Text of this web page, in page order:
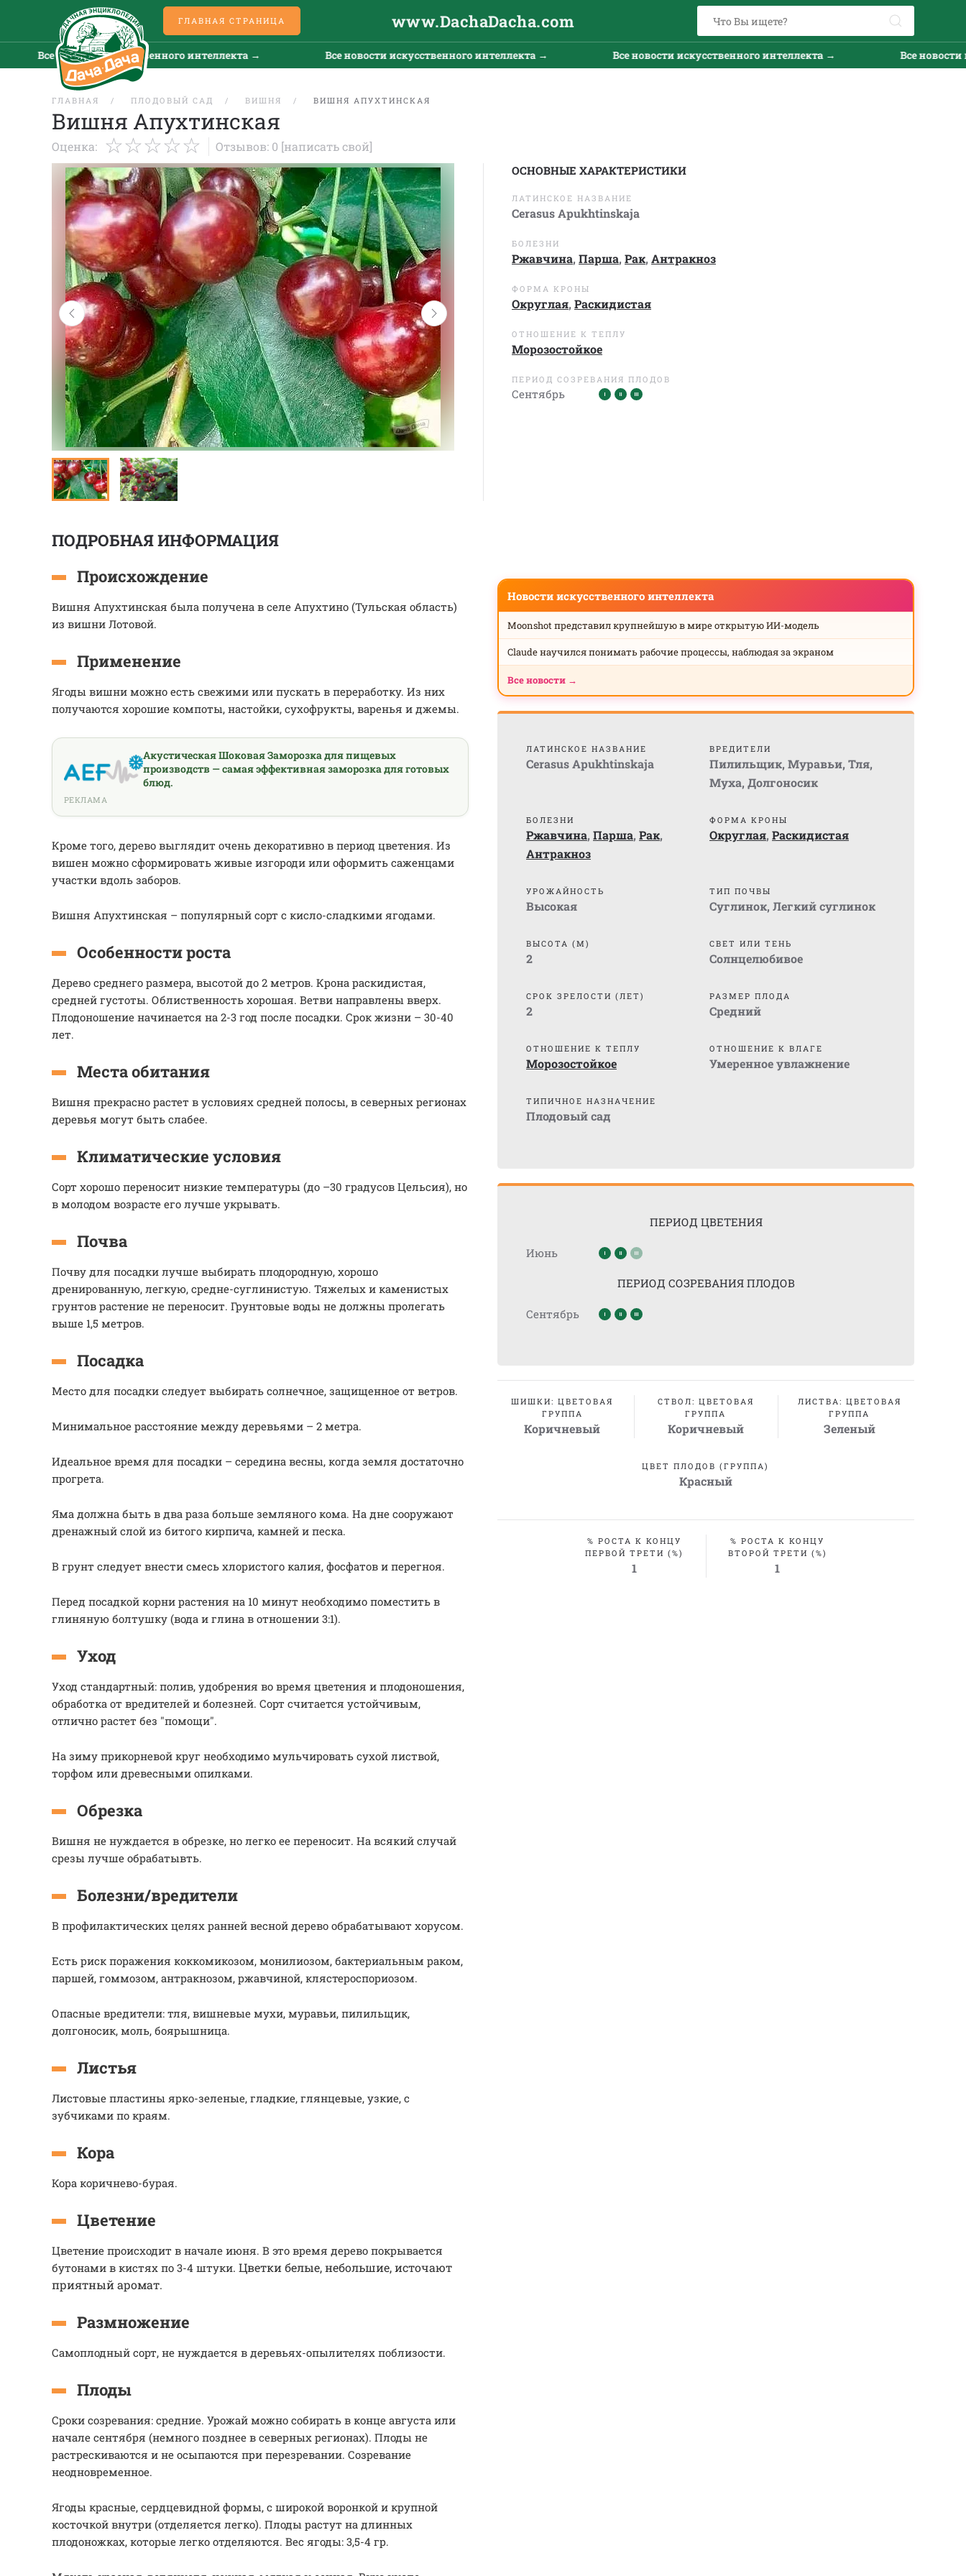
ГЛАВНАЯ СТРАНИЦА www.DachaDacha.com
новости искусственного интеллекта → Все новости искусственного интеллекта → Все новости искусственного интеллекта → Все новости
ГЛАВНАЯ ПЛОДОВЫЙ САД ВИШНЯ ВИШНЯ АПУХТИНСКАЯ
Вишня Апухтинская
Оценка: Отзывов: 0 [написать свой]
ОСНОВНЫЕ ХАРАКТЕРИСТИКИ
ЛАТИНСКОЕ НАЗВАНИЕ
Cerasus Apukhtinskaja
БОЛЕЗНИ
Ржавчина, Парша, Рак, Антракноз
ФОРМА КРОНЫ
Округлая, Раскидистая
ОТНОШЕНИЕ К ТЕПЛУ
Морозостойкое
ПЕРИОД СОЗРЕВАНИЯ ПЛОДОВ
Сентябрь
ПОДРОБНАЯ ИНФОРМАЦИЯ
Происхождение
Вишня Апухтинская была получена в селе Апухтино (Тульская область)
из вишни Лотовой.
Применение
Ягоды вишни можно есть свежими или пускать в переработку. Из них
получаются хорошие компоты, настойки, сухофрукты, варенья и джемы.
Акустическая Шоковая Заморозка для пищевых
производств — самая эффективная заморозка для готовых
блюд.
РЕКЛАМА
Кроме того, дерево выглядит очень декоративно в период цветения. Из
вишен можно сформировать живые изгороди или оформить саженцами
участки вдоль заборов.
Вишня Апухтинская – популярный сорт с кисло-сладкими ягодами.
Особенности роста
Дерево среднего размера, высотой до 2 метров. Крона раскидистая,
средней густоты. Облиственность хорошая. Ветви направлены вверх.
Плодоношение начинается на 2-3 год после посадки. Срок жизни – 30-40
лет.
Места обитания
Вишня прекрасно растет в условиях средней полосы, в северных регионах
деревья могут быть слабее.
Климатические условия
Сорт хорошо переносит низкие температуры (до –30 градусов Цельсия), но
в молодом возрасте его лучше укрывать.
Почва
Почву для посадки лучше выбирать плодородную, хорошо
дренированную, легкую, средне-суглинистую. Тяжелых и каменистых
грунтов растение не переносит. Грунтовые воды не должны пролегать
выше 1,5 метров.
Посадка
Место для посадки следует выбирать солнечное, защищенное от ветров.
Минимальное расстояние между деревьями – 2 метра.
Идеальное время для посадки – середина весны, когда земля достаточно
прогрета.
Яма должна быть в два раза больше земляного кома. На дне сооружают
дренажный слой из битого кирпича, камней и песка.
В грунт следует внести смесь хлористого калия, фосфатов и перегноя.
Перед посадкой корни растения на 10 минут необходимо поместить в
глиняную болтушку (вода и глина в отношении 3:1).
Уход
Уход стандартный: полив, удобрения во время цветения и плодоношения,
обработка от вредителей и болезней. Сорт считается устойчивым,
отлично растет без "помощи".
На зиму прикорневой круг необходимо мульчировать сухой листвой,
торфом или древесными опилками.
Обрезка
Вишня не нуждается в обрезке, но легко ее переносит. На всякий случай
срезы лучше обрабатывть.
Болезни/вредители
В профилактических целях ранней весной дерево обрабатывают хорусом.
Есть риск поражения коккомикозом, монилиозом, бактериальным раком,
паршей, гоммозом, антракнозом, ржавчиной, клястероспориозом.
Опасные вредители: тля, вишневые мухи, муравьи, пилильщик,
долгоносик, моль, боярышница.
Листья
Листовые пластины ярко-зеленые, гладкие, глянцевые, узкие, с
зубчиками по краям.
Кора
Кора коричнево-бурая.
Цветение
Цветение происходит в начале июня. В это время дерево покрывается
бутонами в кистях по 3-4 штуки. Цветки белые, небольшие, источают
приятный аромат.
Размножение
Самоплодный сорт, не нуждается в деревьях-опылителях поблизости.
Плоды
Сроки созревания: средние. Урожай можно собирать в конце августа или
начале сентября (немного позднее в северных регионах). Плоды не
растрескиваются и не осыпаются при перезревании. Созревание
неодновременное.
Ягоды красные, сердцевидной формы, с широкой воронкой и крупной
косточкой внутри (отделяется легко). Плоды растут на длинных
плодоножках, которые легко отделяются. Вес ягоды: 3,5-4 гр.
Новости искусственного интеллекта
Moonshot представил крупнейшую в мире открытую ИИ-модель
Claude научился понимать рабочие процессы, наблюдая за экраном
Все новости →
ЛАТИНСКОЕ НАЗВАНИЕ
Cerasus Apukhtinskaja
ВРЕДИТЕЛИ
Пилильщик, Муравьи, Тля,
Муха, Долгоносик
БОЛЕЗНИ
Ржавчина, Парша, Рак,
Антракноз
ФОРМА КРОНЫ
Округлая, Раскидистая
УРОЖАЙНОСТЬ
Высокая
ТИП ПОЧВЫ
Суглинок, Легкий суглинок
ВЫСОТА (М)
2
СВЕТ ИЛИ ТЕНЬ
Солнцелюбивое
СРОК ЗРЕЛОСТИ (ЛЕТ)
2
РАЗМЕР ПЛОДА
Средний
ОТНОШЕНИЕ К ТЕПЛУ
Морозостойкое
ОТНОШЕНИЕ К ВЛАГЕ
Умеренное увлажнение
ТИПИЧНОЕ НАЗНАЧЕНИЕ
Плодовый сад
ПЕРИОД ЦВЕТЕНИЯ
Июнь
ПЕРИОД СОЗРЕВАНИЯ ПЛОДОВ
Сентябрь
ШИШКИ: ЦВЕТОВАЯ
ГРУППА
Коричневый
СТВОЛ: ЦВЕТОВАЯ
ГРУППА
Коричневый
ЛИСТВА: ЦВЕТОВАЯ
ГРУППА
Зеленый
ЦВЕТ ПЛОДОВ (ГРУППА)
Красный
% РОСТА К КОНЦУ
ПЕРВОЙ ТРЕТИ (%)
1
% РОСТА К КОНЦУ
ВТОРОЙ ТРЕТИ (%)
1